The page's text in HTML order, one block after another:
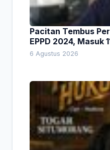
Pacitan Tembus
EPPD 2024, Masuk
6 Agustus 2026